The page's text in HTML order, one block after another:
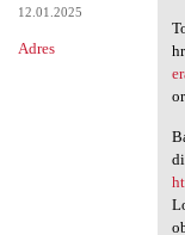
12.01.2025
Adres